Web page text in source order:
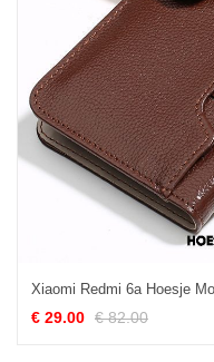
€ 29.00 € 82.00